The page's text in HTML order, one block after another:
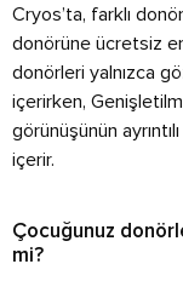
Cryos’ta, farklı
donörüne ücretsiz
donörleri yalnızca
içerirken,
görünüşünün
içerir.
Çocuğunuz
mi?